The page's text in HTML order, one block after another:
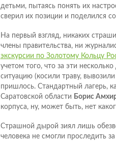
детьми, пытаясь понять их
сверил их позиции и поделился
На первый взгляд, никаких
члены правительства, ни
экскурсии по Золотому Кольцу
учетом того, что за эти
ситуацию (косили траву,
пришлось. Стандартный лагерь,
Саратовской области Борис
корпуса, ну, может быть, нет
Страшной дырой зиял лишь
человека не смогли проследить